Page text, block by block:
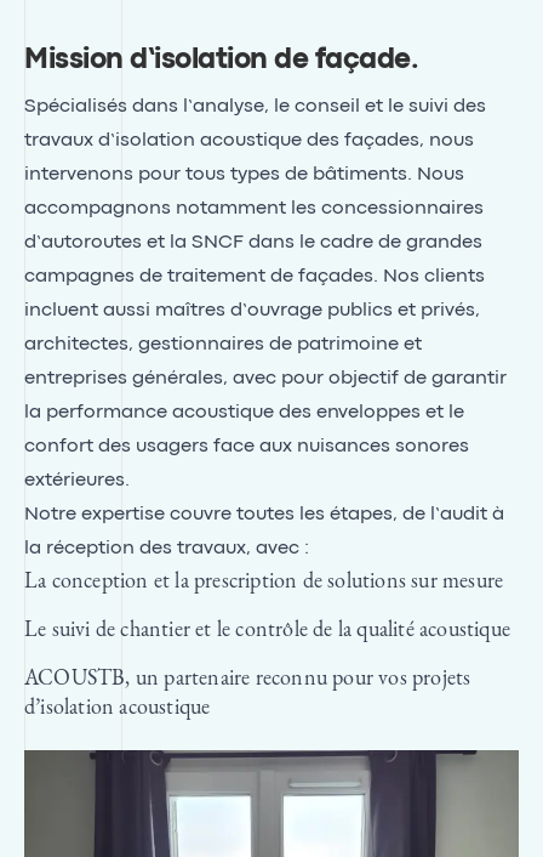
Mission d’isolation de façade.
Spécialisés dans l’analyse, le conseil et le suivi des
travaux d’isolation acoustique des façades, nous
intervenons pour tous types de bâtiments. Nous
accompagnons notamment les concessionnaires
d’autoroutes et la SNCF dans le cadre de grandes
campagnes de traitement de façades. Nos clients
incluent aussi maîtres d’ouvrage publics et privés,
architectes, gestionnaires de patrimoine et
entreprises générales, avec pour objectif de garantir
la performance acoustique des enveloppes et le
confort des usagers face aux nuisances sonores
extérieures.
Notre expertise couvre toutes les étapes, de l’audit à
la réception des travaux, avec :
La conception et la prescription de solutions sur mesure
Le suivi de chantier et le contrôle de la qualité acoustique
ACOUSTB, un partenaire reconnu pour vos projets
d’isolation acoustique